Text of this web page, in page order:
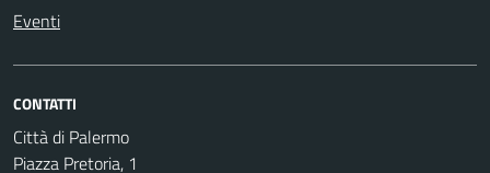
Eventi
CONTATTI
Città di Palermo
Piazza Pretoria, 1